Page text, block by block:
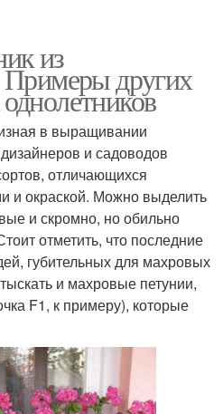
из
Примеры других
в выращивании
и садоводов
отличающихся
и окраской. Можно выделить
и скромно, но обильно
отметить, что последние
губительных для махровых
и махровые петунии,
F1, к примеру), которые